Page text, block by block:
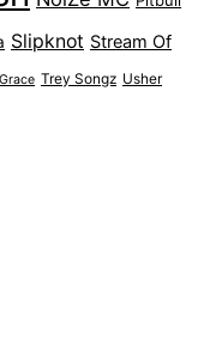
Slipknot Stream Of
Trey Songz Usher